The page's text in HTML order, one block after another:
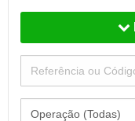
Operação (Todas)